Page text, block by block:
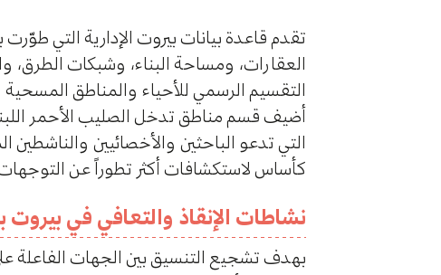
تقدم قاعدة بيانات بيروت الإدارية التي
التقسيم الرسمي للأحياء والمناطق المسحية
أضيف قسم مناطق تدخل الصليب الأحمر
التي تدعو الباحثين والأخصائيين والناشطين
كأساس لاستكشافات أكثر تطوراً عن
نشاطات الإنقاذ والتعافي في بيروت
بهدف تشجيع التنسيق بين الجهات الفاعلة